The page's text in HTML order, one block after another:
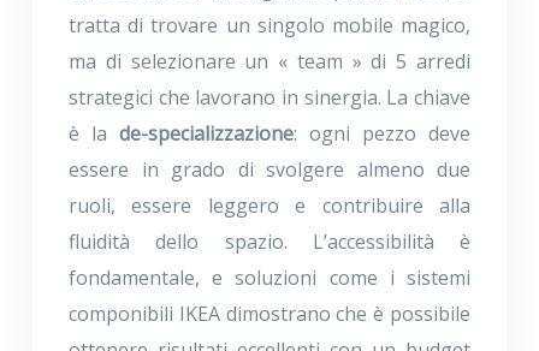
tratta di trovare un singolo mobile magico,
ma di selezionare un « team » di 5 arredi
strategici che lavorano in sinergia. La chiave
è la de-specializzazione: ogni pezzo deve
essere in grado di svolgere almeno due
ruoli, essere leggero e contribuire alla
fluidità dello spazio. L’accessibilità è
fondamentale, e soluzioni come i sistemi
componibili IKEA dimostrano che è possibile